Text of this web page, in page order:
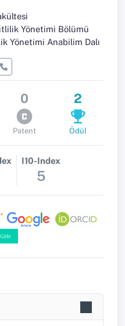
Yönetimi Bölümü
Yönetimi Anabilim Dalı
0
Patent
2
Ödül
I10-Index
5